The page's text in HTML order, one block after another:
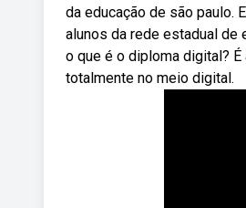
da educação de são paulo.
alunos da rede estadual de
o que é o diploma digital?
totalmente no meio digital.